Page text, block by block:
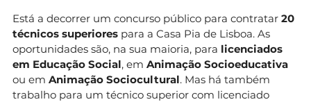
Está a decorrer um concurso público para contratar 20
técnicos superiores para a Casa Pia de Lisboa. As
oportunidades são, na sua maioria, para licenciados
em Educação Social, em Animação Socioeducativa
ou em Animação Sociocultural. Mas há também
trabalho para um técnico superior com licenciado